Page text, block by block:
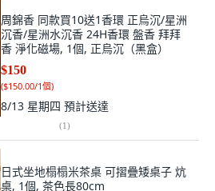
周錦香 同款買10送1香環 正烏沉/星洲
沉香/星洲水沉香 24H香環 盤香 拜拜
香 淨化磁場, 1個, 正烏沉（黑盒）
$150
($150.00/1個)
8/13 星期四 預計送達
(1)
日式坐地榻榻米茶桌 可摺疊矮桌子 炕
桌, 1個, 茶色長80cm